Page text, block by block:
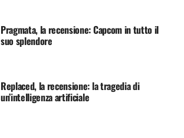
Pragmata, la recensione: Capcom in tutto il
suo splendore
Replaced, la recensione: la tragedia di
un’intelligenza artificiale